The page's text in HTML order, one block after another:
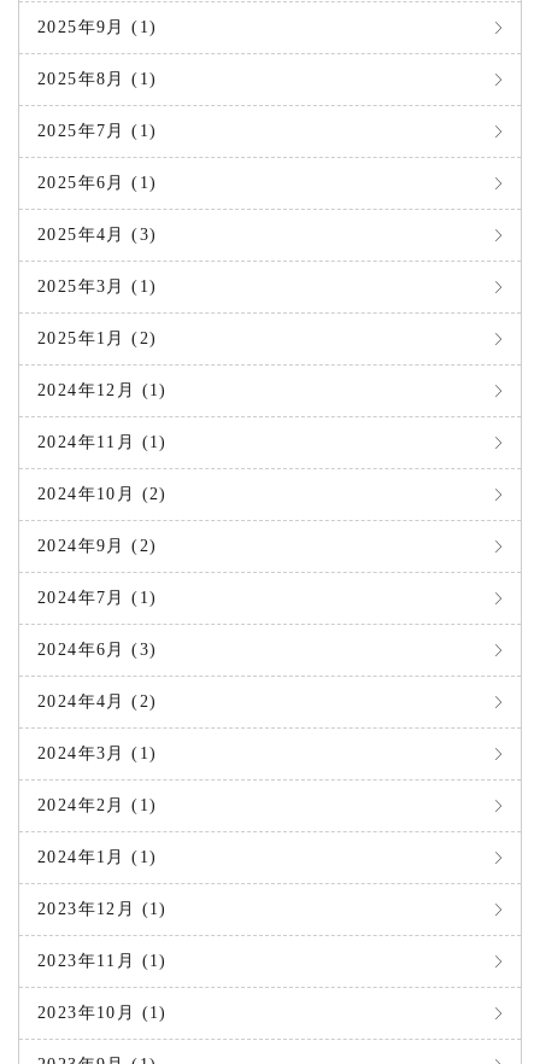
2025年9月 (1)
2025年8月 (1)
2025年7月 (1)
2025年6月 (1)
2025年4月 (3)
2025年3月 (1)
2025年1月 (2)
2024年12月 (1)
2024年11月 (1)
2024年10月 (2)
2024年9月 (2)
2024年7月 (1)
2024年6月 (3)
2024年4月 (2)
2024年3月 (1)
2024年2月 (1)
2024年1月 (1)
2023年12月 (1)
2023年11月 (1)
2023年10月 (1)